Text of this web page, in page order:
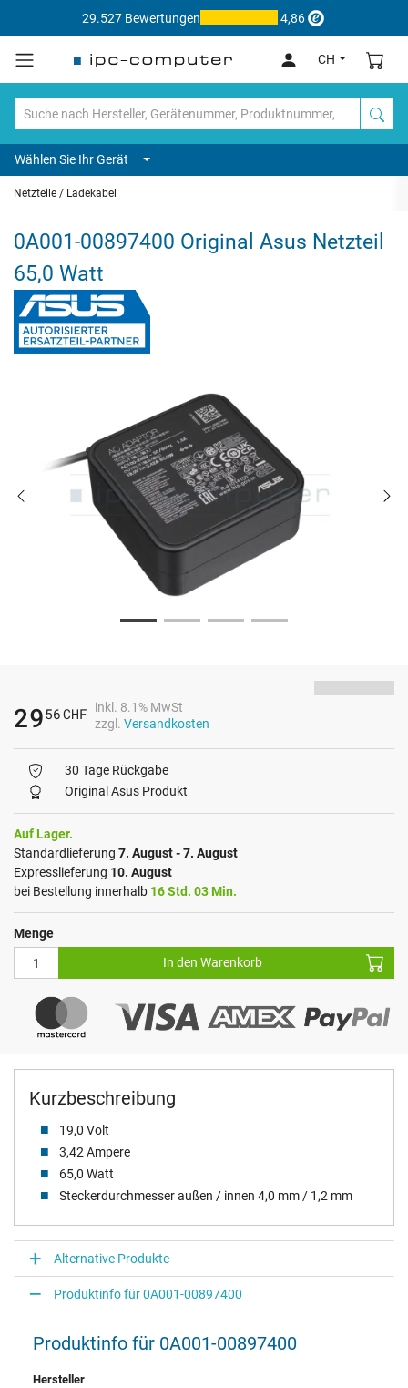
29.527 Bewertungen 4,86
CH
Wählen Sie Ihr Gerät
Netzteile / Ladekabel
0A001-00897400 Original Asus Netzteil
65,0 Watt
Kurzbeschreibung
19,0 Volt
3,42 Ampere
65,0 Watt
Steckerdurchmesser außen / innen 4,0 mm / 1,2 mm
2956CHF
inkl. 8.1% MwSt
zzgl. Versandkosten
30 Tage Rückgabe
Original Asus Produkt
Auf Lager.
Standardlieferung 7. August - 7. August
Expresslieferung 10. August
bei Bestellung innerhalb 16 Std. 03 Min.
Menge
In den Warenkorb
Alternative Produkte
Produktinfo für 0A001-00897400
Produktinfo für 0A001-00897400
Hersteller